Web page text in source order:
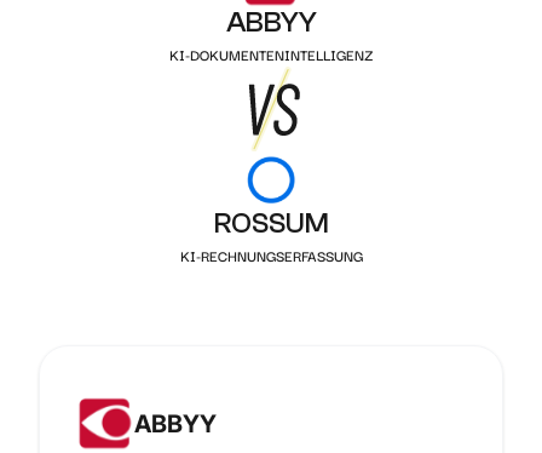
ABBYY
KI-DOKUMENTENINTELLIGENZ
ROSSUM
KI-RECHNUNGSERFASSUNG
ABBYY